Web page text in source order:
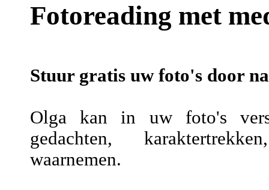
Fotoreading met
Stuur gratis uw foto's door
Olga kan in uw foto's
gedachten,
waarnemen.